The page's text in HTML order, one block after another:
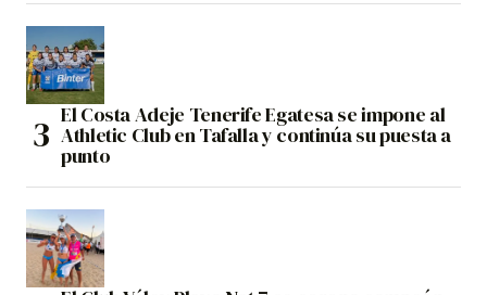
El Costa Adeje Tenerife Egatesa se impone al
Athletic Club en Tafalla y continúa su puesta a
punto